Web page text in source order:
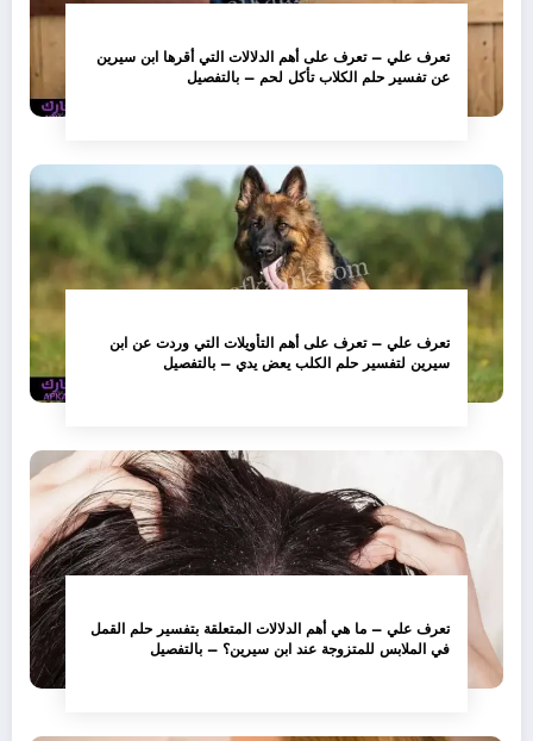
تعرف علي – تعرف على أهم الدلالات التي أقرها ابن سيرين
عن تفسير حلم الكلاب تأكل لحم – بالتفصيل
تعرف علي – تعرف على أهم التأويلات التي وردت عن ابن
سيرين لتفسير حلم الكلب يعض يدي – بالتفصيل
تعرف علي – ما هي أهم الدلالات المتعلقة بتفسير حلم القمل
في الملابس للمتزوجة عند ابن سيرين؟ – بالتفصيل